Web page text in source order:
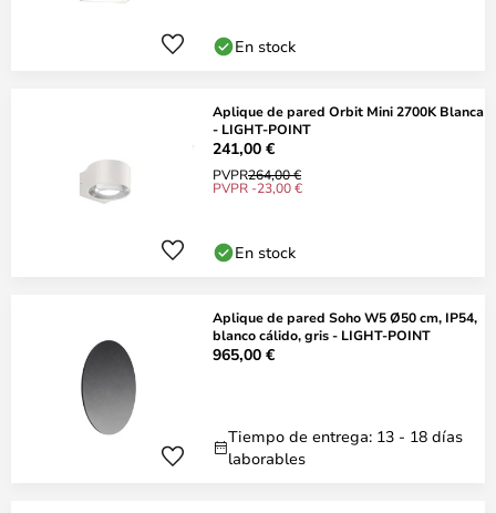
En stock
Aplique de pared Orbit Mini 2700K Blanca
- LIGHT-POINT
241,00 €
PVPR264,00 €
PVPR -23,00 €
En stock
Aplique de pared Soho W5 Ø50 cm, IP54,
blanco cálido, gris - LIGHT-POINT
965,00 €
Tiempo de entrega: 13 - 18 días
laborables